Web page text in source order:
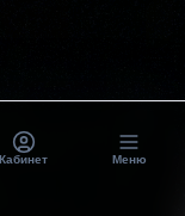
Кабинет Меню